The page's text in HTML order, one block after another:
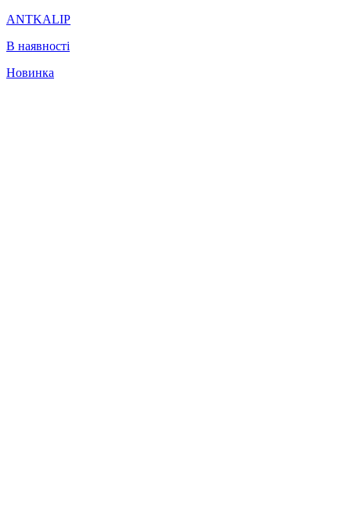
ANTKALIP
В наявності
Новинка